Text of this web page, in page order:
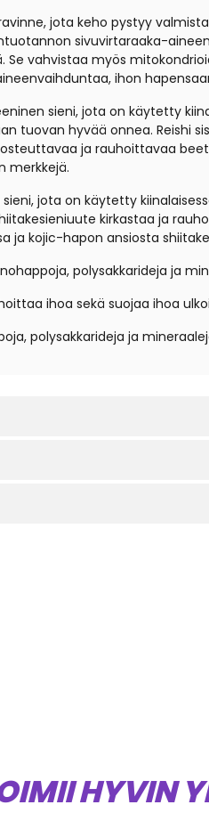
jota keho pystyy
sivuvirtaraaka-
Se vahvistaa myös
ihon
sieni, jota on käytetty
tuovan hyvää onnea. Reishi
ja rauhoittavaa
merkkejä.
jota on käytetty
kirkastaa ja
ja kojic-hapon ansiosta
polysakkarideja ja
ihoa sekä suojaa ihoa
polysakkarideja ja
HYVIN